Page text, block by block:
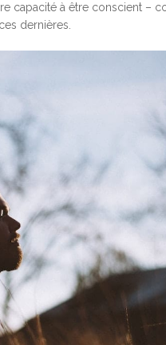
capacité à être conscient –
dernières.